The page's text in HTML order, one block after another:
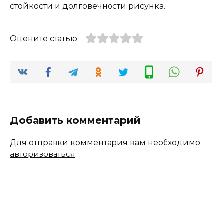
стойкости и долговечности рисунка.
Оцените статью
Добавить комментарий
Для отправки комментария вам необходимо
авторизоваться.